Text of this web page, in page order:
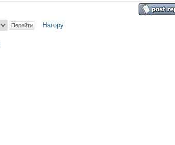
Нагору